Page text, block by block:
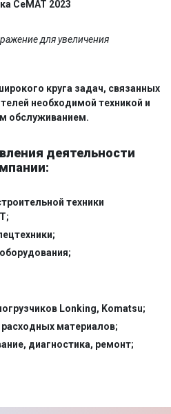
СеМАТ 2023
для увеличения
круга задач, связанных
необходимой техникой и
обслуживанием.
деятельности
техники
Lonking, Komatsu;
материалов;
диагностика, ремонт;